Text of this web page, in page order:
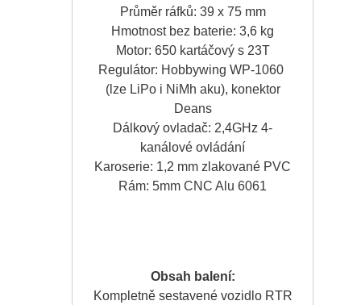
Průměr ráfků: 39 x 75 mm
Hmotnost bez baterie: 3,6 kg
Motor: 650 kartáčový s 23T
Regulátor: Hobbywing WP-1060
(lze LiPo i NiMh aku), konektor
Deans
Dálkový ovladač: 2,4GHz 4-
kanálové ovládání
Karoserie: 1,2 mm zlakované PVC
Rám: 5mm CNC Alu 6061
Obsah balení:
Kompletně sestavené vozidlo RTR